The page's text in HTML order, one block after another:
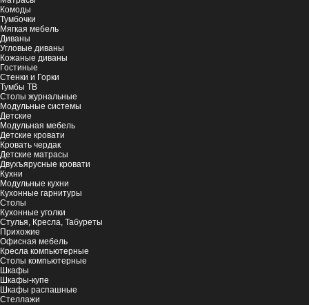
Комоды
Тумбочки
Мягкая мебель
Диваны
Угловые диваны
Кожаные диваны
Гостиные
Стенки и Горки
Тумбы ТВ
Столы журнальные
Модульные системы
Детские
Модульная мебель
Детские кровати
Кровать чердак
Детские матрасы
Двухъярусные кровати
Кухни
Модульные кухни
Кухонные гарнитуры
Столы
Кухонные уголки
Стулья, Кресла, Табуреты
Прихожие
Офисная мебель
Кресла компьютерные
Столы компьютерные
Шкафы
Шкафы-купе
Шкафы распашные
Стеллажи